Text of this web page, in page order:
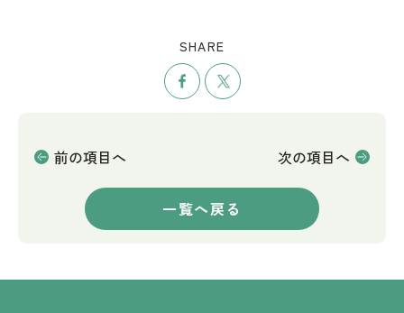
SHARE
シェア
前の項目へ 次の項目へ
一覧へ戻る